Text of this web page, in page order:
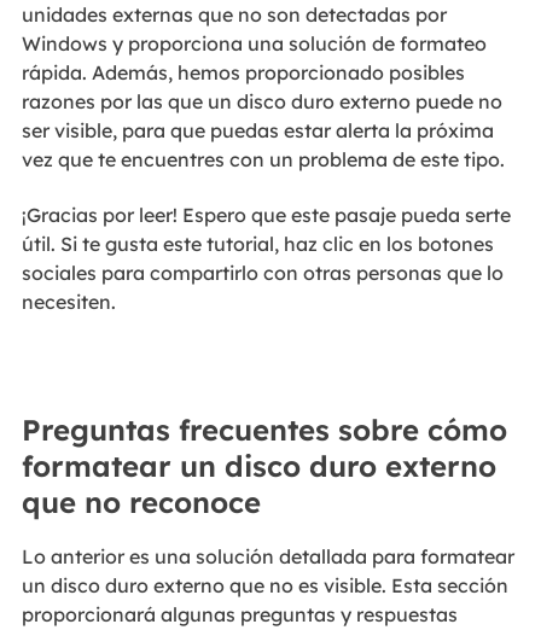
unidades externas que no son detectadas por
Windows y proporciona una solución de formateo
rápida. Además, hemos proporcionado posibles
razones por las que un disco duro externo puede no
ser visible, para que puedas estar alerta la próxima
vez que te encuentres con un problema de este tipo.
¡Gracias por leer! Espero que este pasaje pueda serte
útil. Si te gusta este tutorial, haz clic en los botones
sociales para compartirlo con otras personas que lo
necesiten.
Preguntas frecuentes sobre cómo
formatear un disco duro externo
que no reconoce
Lo anterior es una solución detallada para formatear
un disco duro externo que no es visible. Esta sección
proporcionará algunas preguntas y respuestas